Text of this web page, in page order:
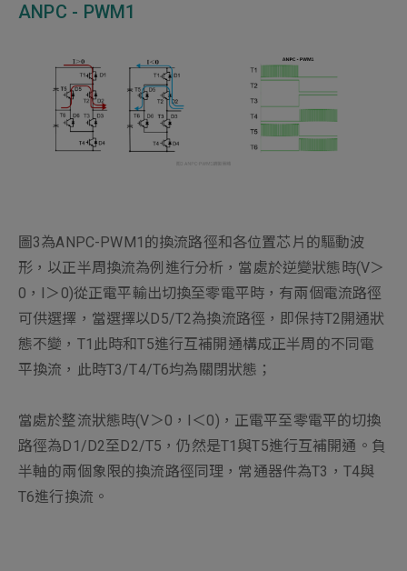
ANPC - PWM1
圖3為ANPC-PWM1的換流路徑和各位置芯片的驅動波
形，以正半周換流為例進行分析，當處於逆變狀態時(V＞
0，I＞0)從正電平輸出切換至零電平時，有兩個電流路徑
可供選擇，當選擇以D5/T2為換流路徑，即保持T2開通狀
態不變，T1此時和T5進行互補開通構成正半周的不同電
平換流，此時T3/T4/T6均為關閉狀態；
當處於整流狀態時(V＞0，I＜0)，正電平至零電平的切換
路徑為D1/D2至D2/T5，仍然是T1與T5進行互補開通。負
半軸的兩個象限的換流路徑同理，常通器件為T3，T4與
T6進行換流。